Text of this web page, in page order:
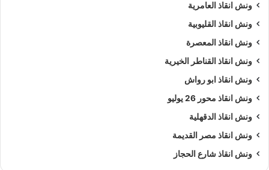
ونش انقاذ العامرية
ونش انقاذ القليوبية
ونش انقاذ المعصرة
ونش انقاذ القناطر الخيرية
ونش انقاذ ابو رواش
ونش انقاذ محور 26 يوليو
ونش انقاذ الدقهلية
ونش انقاذ مصر القديمة
ونش انقاذ شارع الحجاز